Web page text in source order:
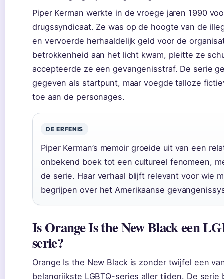
Piper Kerman werkte in de vroege jaren 1990
drugssyndicaat. Ze was op de hoogte van de
en vervoerde herhaaldelijk geld voor de
betrokkenheid aan het licht kwam, pleitte ze
accepteerde ze een gevangenisstraf. De serie
gegeven als startpunt, maar voegde talloze
toe aan de personages.
DE ERFENIS
Piper Kerman’s memoir groeide uit van een
onbekend boek tot een cultureel fenomeen,
de serie. Haar verhaal blijft relevant voor wie
begrijpen over het Amerikaanse
Is Orange Is the New Black een
serie?
Orange Is the New Black is zonder twijfel een
belangrijkste LGBTQ-series aller tijden. De serie